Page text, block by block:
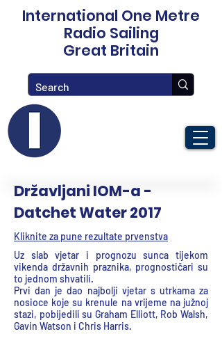
International One Metre
Radio Sailing
Great Britain
Državljani IOM-a -
Datchet Water 2017
Kliknite za pune rezultate prvenstva
Uz slab vjetar i prognozu sunca tijekom
vikenda državnih praznika, prognostičari su
to jednom shvatili.
Prvi dan je dao najbolji vjetar s utrkama za
nosioce koje su krenule na vrijeme na južnoj
stazi, pobijedili su Graham Elliott, Rob Walsh,
Gavin Watson i Chris Harris.